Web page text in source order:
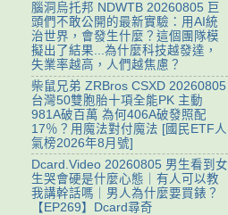
腦洞烏托邦 NDWTB 20260805 巨
頭們不敢公開的最新實驗：用AI統
治世界，會發生什麼？這個團隊模
擬出了結果...為什麼科技越發達，
失業率越高，人們越焦慮？
柴鼠兄弟 ZRBros CSXD 20260805
台灣50雙胞胎十項全能PK 主動
981A破百萬 為何406A破發照配
17％？用魔法對付魔法 [國民ETF人
氣榜2026年8月號]
Dcard.Video 20260805 男生看到女
生哭會硬是什麼心態｜有人可以教
我講幹話嗎｜男人為什麼要買錶？
【EP269】Dcard尋奇